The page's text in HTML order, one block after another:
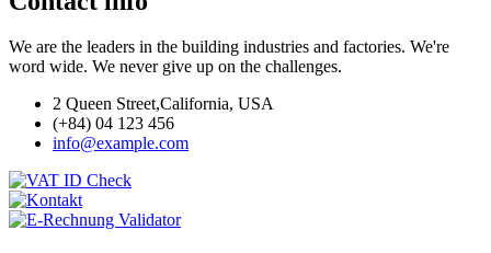
We are the leaders in the building industries and factories. We're
word wide. We never give up on the challenges.
2 Queen Street,California, USA
(+84) 04 123 456
info@example.com